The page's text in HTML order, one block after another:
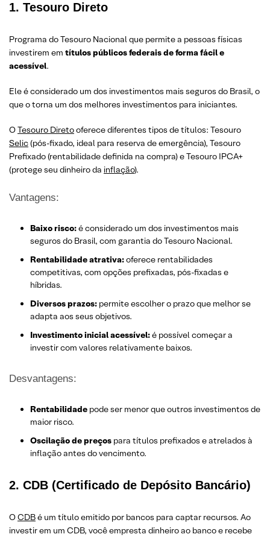
1. Tesouro Direto
Programa do Tesouro Nacional que permite a pessoas físicas
investirem em títulos públicos federais de forma fácil e
acessível.
Ele é considerado um dos investimentos mais seguros do Brasil, o
que o torna um dos melhores investimentos para iniciantes.
OTesouro Diretooferece diferentes tipos de títulos: Tesouro
Selic(pós-fixado, ideal para reserva de emergência), Tesouro
Prefixado (rentabilidade definida na compra) e Tesouro IPCA+
(protege seu dinheiro da inflação).
Vantagens:
Baixo risco:é considerado um dos investimentos mais
seguros do Brasil, com garantia do Tesouro Nacional.
Rentabilidade atrativa:oferece rentabilidades
competitivas, com opções prefixadas, pós-fixadas e
híbridas.
Diversos prazos: permite escolher o prazo que melhor se
adapta aos seus objetivos.
Investimento inicial acessível:é possível começar a
investir com valores relativamente baixos.
Desvantagens:
Rentabilidade pode ser menor que outros investimentos de
maior risco.
Oscilação de preços para títulos prefixados e atrelados à
inflação antes do vencimento.
2. CDB (Certificado de Depósito Bancário)
OCDBé um título emitido por bancos para captar recursos. Ao
investir em um CDB, você empresta dinheiro ao banco e recebe